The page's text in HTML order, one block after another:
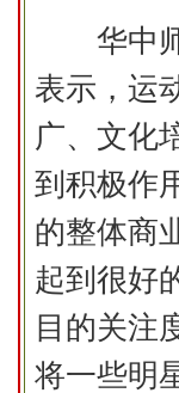
华中师
表示，运
广、文化
到积极作
的整体商
起到很好
目的关注
将一些明